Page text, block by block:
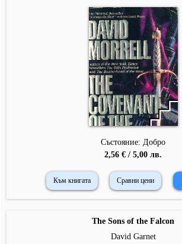
Състояние: Добро
2,56 € / 5,00 лв.
Към книгата Сравни цени
The Sons of the Falcon
David Garnet